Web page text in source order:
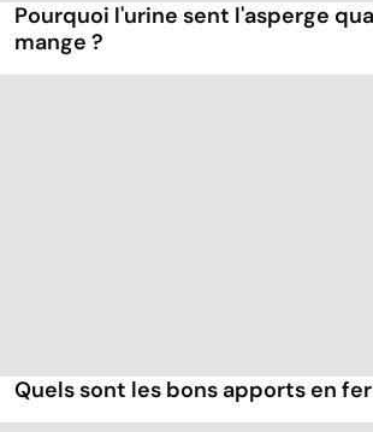
Pourquoi l'urine sent l'asperge
mange ?
Quels sont les bons apports en